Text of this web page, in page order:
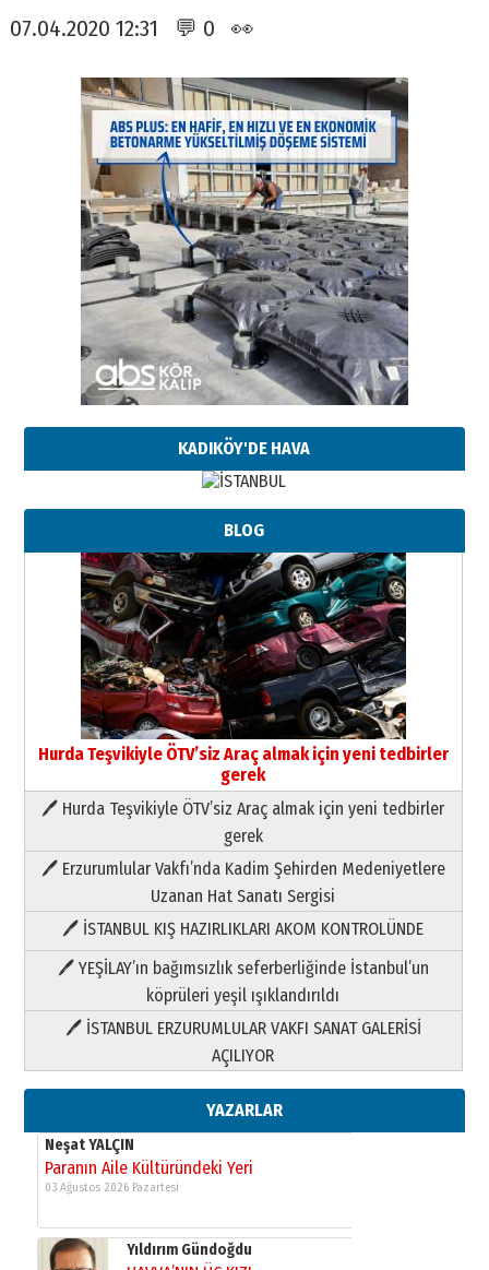
07.04.2020 12:31 💬 0 👀
KADIKÖY'DE HAVA
BLOG
Hurda Teşvikiyle ÖTV’siz Araç almak için yeni tedbirler
gerek
🖊 Hurda Teşvikiyle ÖTV’siz Araç almak için yeni tedbirler
gerek
🖊 Erzurumlular Vakfı’nda Kadim Şehirden Medeniyetlere
Uzanan Hat Sanatı Sergisi
🖊 İSTANBUL KIŞ HAZIRLIKLARI AKOM KONTROLÜNDE
🖊 YEŞİLAY’ın bağımsızlık seferberliğinde İstanbul’un
köprüleri yeşil ışıklandırıldı
🖊 İSTANBUL ERZURUMLULAR VAKFI SANAT GALERİSİ
AÇILIYOR
YAZARLAR
Neşat YALÇIN
Paranın Aile Kültüründeki Yeri
03 Ağustos 2026 Pazartesi
Yıldırım Gündoğdu
HAVVA’NIN ÜÇ KIZI
09 Temmuz 2026 Perşembe
Yusuf POLAT
Şampiyonluk Sebahattin Şirin’e
11 Mayıs 2026 Pazartesi
Paranın Aile Kültüründeki Yeri
Yıldırım Gündoğdu
HAVVA’NIN ÜÇ KIZI
09 Temmuz 2026 Perşembe
Şampiyonluk Sebahattin Şirin’e
yazar